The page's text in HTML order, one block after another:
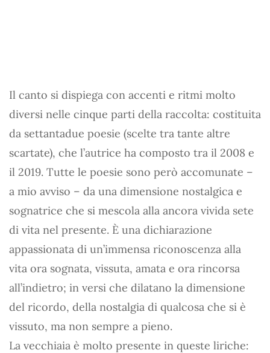
Il canto si dispiega con accenti e ritmi molto
diversi nelle cinque parti della raccolta: costituita
da settantadue poesie (scelte tra tante altre
scartate), che l’autrice ha composto tra il 2008 e
il 2019. Tutte le poesie sono però accomunate –
a mio avviso – da una dimensione nostalgica e
sognatrice che si mescola alla ancora vivida sete
di vita nel presente. È una dichiarazione
appassionata di un’immensa riconoscenza alla
vita ora sognata, vissuta, amata e ora rincorsa
all’indietro; in versi che dilatano la dimensione
del ricordo, della nostalgia di qualcosa che si è
vissuto, ma non sempre a pieno.
La vecchiaia è molto presente in queste liriche: